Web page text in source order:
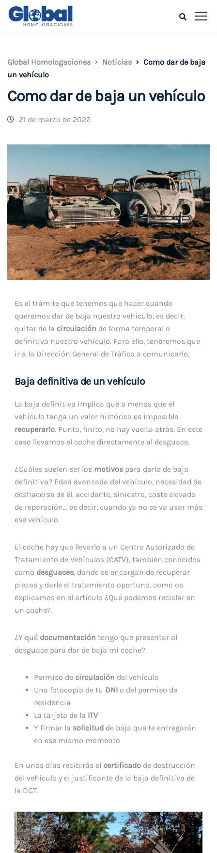
Global Homologaciones Noticias
Como dar de baja
un vehículo
Como dar de baja un vehículo
21 de marzo de 2022
Es el trámite que tenemos que hacer cuando
queremos dar de baja nuestro vehículo, es decir,
quitar de la circulación de forma temporal o
definitiva nuestro vehículo. Para ello, tendremos que
ir a la Dirección General de Tráfico a comunicarlo.
Baja definitiva de un vehículo
La baja definitiva implica que a menos que el
vehículo tenga un valor histórico es imposible
recuperarlo. Punto, finito, no hay vuelta atrás. En este
caso llevamos el coche directamente al desguace.
¿Cuáles suelen ser los motivos para darlo de baja
definitiva? Edad avanzada del vehículo, necesidad de
deshacerse de él, accidente, siniestro, coste elevado
de reparación… es decir, cuando ya no se va usar más
ese vehículo.
El coche hay que llevarlo a un Centro Autorizado de
Tratamiento de Vehículos (CATV), también conocidos
como desguaces, donde se encargan de recuperar
piezas y darle el tratamiento oportuno, como os
explicamos en el artículo ¿Qué podemos reciclar en
un coche?.
¿Y qué documentación tengo que presentar al
desguace para dar de baja mi coche?
Permiso de circulación del vehículo
Una fotocopia de tu DNI o del permiso de
residencia
La tarjeta de la ITV
Y firmar la solicitud de baja que te entregarán
en ese mismo momento
En unos días recibirás el certificado de destrucción
del vehículo y el justificante de la baja definitiva de
la DGT.